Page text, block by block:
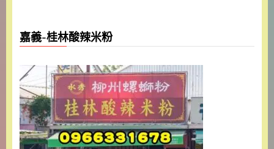
嘉義-桂林酸辣米粉